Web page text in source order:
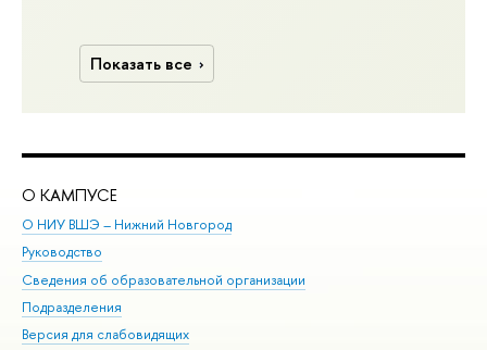
Показать все
О КАМПУСЕ
О НИУ ВШЭ – Нижний Новгород
Руководство
Сведения об образовательной организации
Подразделения
Версия для слабовидящих